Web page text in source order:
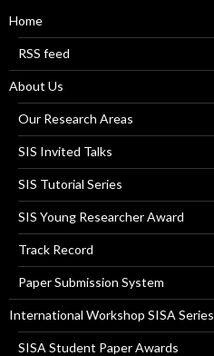
Home
RSS feed
About Us
Our Research Areas
SIS Invited Talks
SIS Tutorial Series
SIS Young Researcher Award
Track Record
Paper Submission System
International Workshop SISA Series
SISA Student Paper Awards